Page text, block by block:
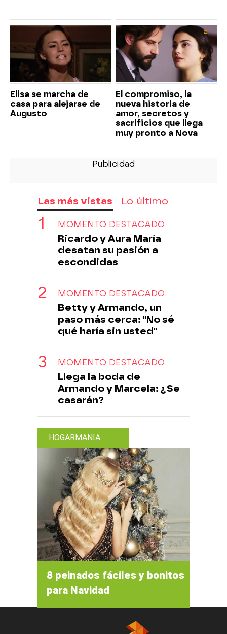
Elisa se marcha de
casa para alejarse de
Augusto
El compromiso, la
nueva historia de
amor, secretos y
sacrificios que llega
muy pronto a Nova
Las más vistas Lo último
MOMENTO DESTACADO
Ricardo y Aura María
desatan su pasión a
escondidas
MOMENTO DESTACADO
Betty y Armando, un
paso más cerca: "No sé
qué haría sin usted"
MOMENTO DESTACADO
Llega la boda de
Armando y Marcela: ¿Se
casarán?
HOGARMANIA
8 peinados fáciles y bonitos
para Navidad